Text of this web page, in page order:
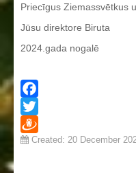
Priecīgus Ziemassvētkus
Jūsu direktore Biruta
2024.gada nogalē
Facebook
Twitter
Draugiem
Created: 20 December